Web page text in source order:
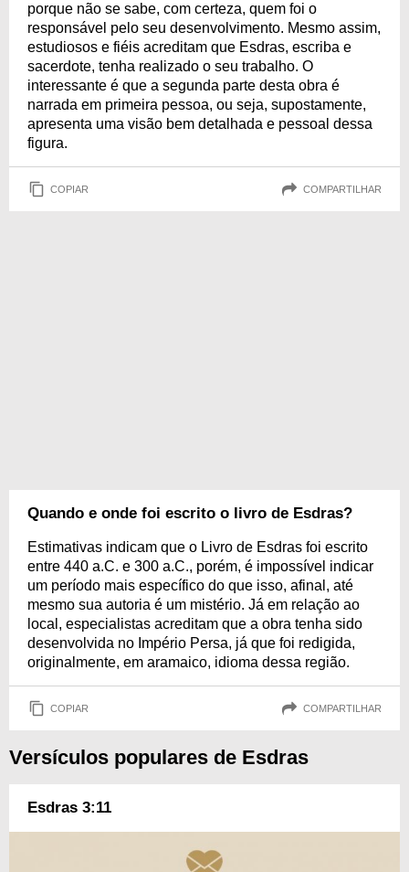
porque não se sabe, com certeza, quem foi o
responsável pelo seu desenvolvimento. Mesmo assim,
estudiosos e fiéis acreditam que Esdras, escriba e
sacerdote, tenha realizado o seu trabalho. O
interessante é que a segunda parte desta obra é
narrada em primeira pessoa, ou seja, supostamente,
apresenta uma visão bem detalhada e pessoal dessa
figura.
COPIAR COMPARTILHAR
Quando e onde foi escrito o livro de Esdras?
Estimativas indicam que o Livro de Esdras foi escrito
entre 440 a.C. e 300 a.C., porém, é impossível indicar
um período mais específico do que isso, afinal, até
mesmo sua autoria é um mistério. Já em relação ao
local, especialistas acreditam que a obra tenha sido
desenvolvida no Império Persa, já que foi redigida,
originalmente, em aramaico, idioma dessa região.
COPIAR COMPARTILHAR
Versículos populares de Esdras
Esdras 3:11